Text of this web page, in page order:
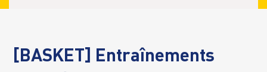
[BASKET] Entraînements